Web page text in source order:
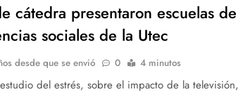
cátedra presentaron escuelas de
sociales de la Utec
desde que se envió 0 4 minutos
del estrés, sobre el impacto de la televisión,